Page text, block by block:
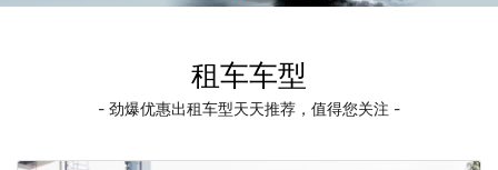
租车车型
- 劲爆优惠出租车型天天推荐，值得您关注 -